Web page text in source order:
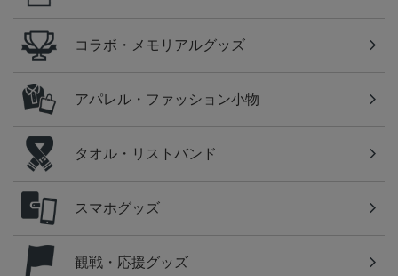
コラボ・メモリアルグッズ
アパレル・ファッション小物
タオル・リストバンド
スマホグッズ
観戦・応援グッズ